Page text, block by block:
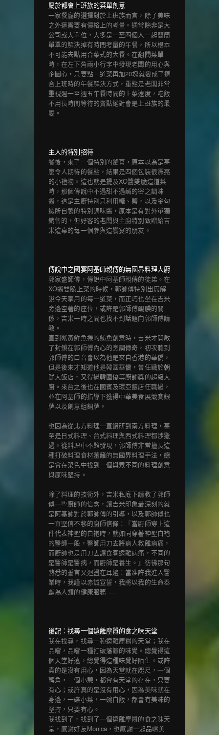
屬於都會上班族的菜單創意
一家餐廳的選擇對於上班族而言，除了美味
之外還需要有價格上的考量。通常除非是大
公司或大單位，大多是一至四個人一起簡簡
單單的解決掉有時間考量的午餐，所以根本
不可能去點用合菜式的大餐。在翻閱菜單
時，在左下角兩小行字中發現老闆的用心與
企圖心，只要點一道菜再加20塊就變成了適
合上班時的午餐解決方式，重點是老闆非常
重視週一至週五午餐時間的上菜速度，吃飯
不用長時間等待的賣點絕對會是上班族的最
愛。
主人的特別招待
餐後，來了一個特別的驚喜，原本以為是甚
麼令人期待的餐點，結果是四個包裝很漂亮
的小禮物。這也就是提及XO醬雙脆這道菜
時，那個傳說中不過甜不過鹹的密之調味
醬，這是主廚特別只利用糖、鹽，以及金勾
蝦所自製的特別調味醬，原本是有對外單獨
銷售的，但好客的老闆與主廚特別致贈給吉
米這桌的每一個參與這饗宴的朋友。
傳說中之國宴阿基師親傳的無國界料理大廚
郭家盛師傅，傳說中阿基師親傳的徒弟。在
XO醬雙脆上菜的時候，郭師傅特別出席解
說今天享用的每一道菜，而正巧也坐在吉米
旁邊空著的座位，或許是郭師傅靦腆的關
係，吉米一時之間也找不到話題向郭師傅請
教。
直到蟹黃鮮魚捲的魴魚創意時，吉米才開啟
了封鎖在郭師傅內心的烹調傳奇，初次聽到
郭師傅的口音會以為他是來自香港的華僑，
但是後來才知道他是韓國華僑，曾任職於朝
鮮大飯店，又得過韓國優等廚師獎的超級大
廚。來台之後也在國賓及環亞飯店任職過，
並在阿基師的指導下獲得中華美食展競賽銀
牌以及創意組銅牌。
也因為從北方料理一直鑽研到南方料理，甚
至是日式料理、台式料理與西式料理都涉獵
過。從料理中不難發現，郭師傅非常擅長這
種打破料理食材蕃籬的無國界料理手法，總
是會在菜色中找到一個與眾不同的料理創意
與原味堅持。
除了料理的技術外，吉米私底下請教了郭師
傅一些廚師的信念，讓吉米印象最深刻的就
是阿基師對於郭師傅的引導，以及郭師傅也
一直堅信不移的廚師信條：『當廚師穿上這
件代表神聖的白袍時，就如同穿著神聖白袍
的醫師一般，醫師用刀去將病人救離病痛，
而廚師也是用刀去讓食客遠離病痛，不同的
是醫師是醫病，而廚師是養生。』彷彿那句
熟悉的誓言又迴盪在耳邊：當准許我進入醫
業時，我謹以赤誠宣誓，我將以我的生命奉
獻為人類的健康服務 …
後記：找尋一個遠離塵囂的食之味天堂
我在找尋，找尋一種遠離塵囂的天堂；我在
品嚐，品嚐一種打破藩籬的味覺。總覺得這
個天堂好遠，總覺得這種味覺好陌生。或許
真的是沒有用心，因為天堂就在咫尺，一個
轉角，一個小憩，都會有天堂的存在，只要
有心；或許真的是沒有用心，因為美味就在
身邊，一碟小菜，一碗白飯，都會有美味的
堅持，只要有心。
我找到了，找到了一個遠離塵囂的食之味天
堂，感謝好友Monica，也感謝一起品嚐美